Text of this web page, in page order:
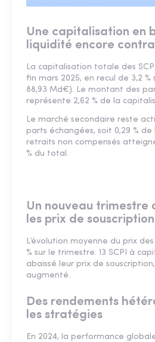
Une capitalisation en
liquidité encore
La capitalisation totale des
fin mars 2025, en recul de 3,2 %
88,93 Md€). Le montant des
représente 2,62 % de la
Le marché secondaire reste
parts échangées, soit 0,29 %
retraits non compensés
% du total.
Un nouveau trimestre
les prix de souscription
L’évolution moyenne du prix
% sur le trimestre. 13 SCPI à
abaissé leur prix de
augmenté.
Des rendements
les stratégies
En 2024, la performance